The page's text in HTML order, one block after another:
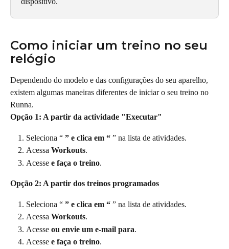
Como iniciar um treino no seu
relógio
Dependendo do modelo e das configurações do seu aparelho,
existem algumas maneiras diferentes de iniciar o seu treino no
Runna.
Opção 1: A partir da actividade "Executar"
Seleciona “ ” e clica em “ ” na lista de atividades.
Acessa Workouts.
Acesse e faça o treino.
Opção 2: A partir dos treinos programados
Seleciona “ ” e clica em “ ” na lista de atividades.
Acessa Workouts.
Acesse ou envie um e-mail para.
Acesse e faça o treino.